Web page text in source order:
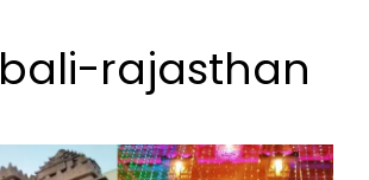
bali-rajasthan